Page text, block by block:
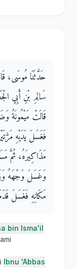
حَدَّثَنَا مُوسَى،
سَالِمِ بْنِ أَبِي
قَالَتْ مَيْمُونَةُ
فَغَسَلَ يَدَيْهِ
مَذَاكِيرَهُ،
وَغَسَلَ وَجْهَهُ
مَكَانِهِ فَغَسَلَ
bin Isma'il
Ibnu 'Abbas